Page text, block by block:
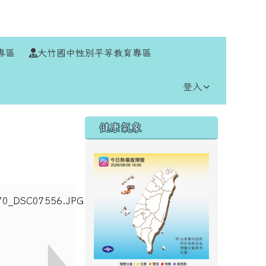
區 大竹國中性別平等教育專區
登入
右邊區域內容
健康氣象